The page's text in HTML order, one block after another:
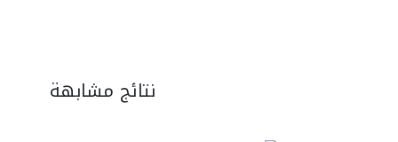
نتائج مشابهة